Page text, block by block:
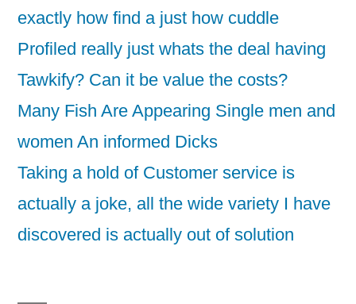
exactly how find a just how cuddle
Profiled really just whats the deal having
Tawkify? Can it be value the costs?
Many Fish Are Appearing Single men and
women An informed Dicks
Taking a hold of Customer service is
actually a joke, all the wide variety I have
discovered is actually out of solution